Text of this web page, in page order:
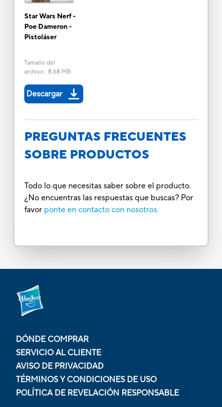
Star Wars Nerf -
Poe Dameron -
Pistoláser
Tamaño del
archivo: 8.68 MB
Descargar
PREGUNTAS FRECUENTES
SOBRE PRODUCTOS
Todo lo que necesitas saber sobre el producto.
¿No encuentras las respuestas que buscas? Por
favor ponte en contacto con nosotros.
DÓNDE COMPRAR
SERVICIO AL CLIENTE
AVISO DE PRIVACIDAD
TÉRMINOS Y CONDICIONES DE USO
POLÍTICA DE REVELACIÓN RESPONSABLE